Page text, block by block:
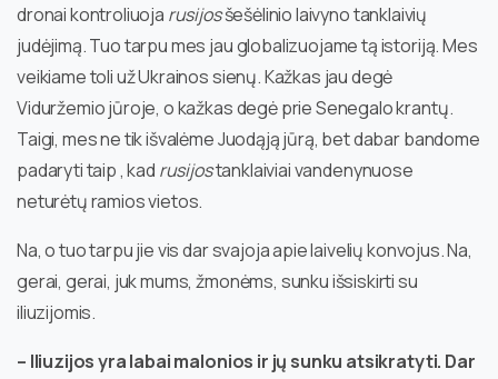
dronai kontroliuoja rusijosšešėlinio laivyno tanklaivių
judėjimą. Tuo tarpu mes jau globalizuojame tą istoriją. Mes
veikiame toli už Ukrainos sienų. Kažkas jau degė
Viduržemio jūroje, o kažkas degė prie Senegalo krantų.
Taigi, mes ne tik išvalėme Juodąją jūrą, bet dabar bandome
padaryti taip , kad rusijostanklaiviai vandenynuose
neturėtų ramios vietos.
Na, o tuo tarpu jie vis dar svajoja apie laivelių konvojus. Na,
gerai, gerai, juk mums, žmonėms, sunku išsiskirti su
iliuzijomis.
– Iliuzijos yra labai malonios ir jų sunku atsikratyti. Dar